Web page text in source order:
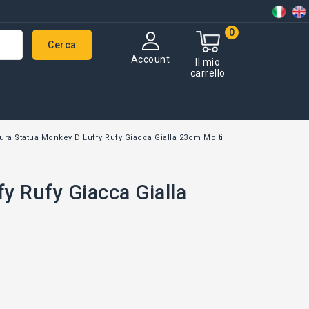
Il mio
carrello
0
Account
Cerca
Statua Monkey D Luffy Rufy Giacca Gialla 23cm Molti
Rufy Giacca Gialla